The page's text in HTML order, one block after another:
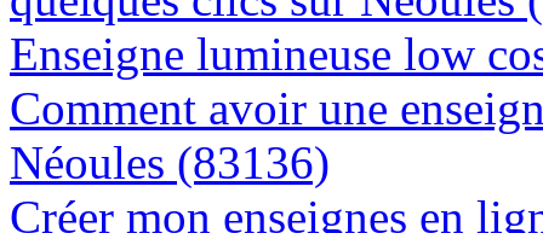
Enseigne lumineuse low
Comment avoir une
Néoules (83136)
Créer mon enseignes en